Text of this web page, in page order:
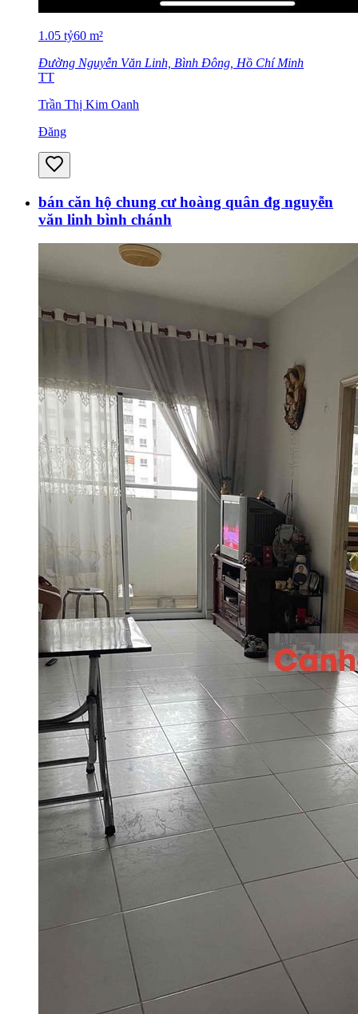
1.05 tỷ60 m²
Đường Nguyễn Văn Linh, Bình Đông, Hồ Chí Minh
TT
Trần Thị Kim Oanh
Đăng
bán căn hộ chung cư hoàng quân đg nguyễn
văn linh bình chánh